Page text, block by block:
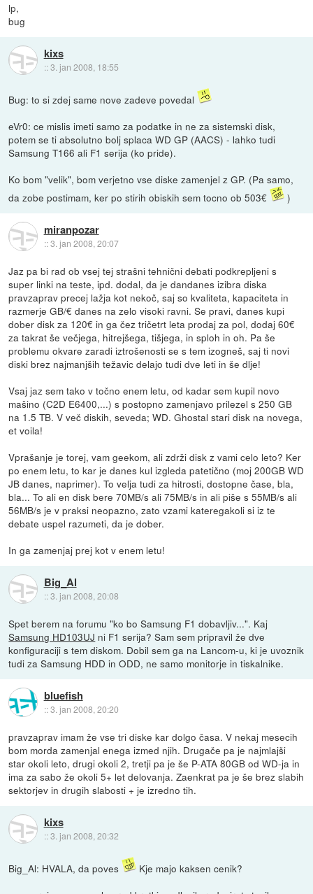
lp,
bug
kixs
::3. jan 2008, 18:55
Bug: to si zdej same nove zadeve povedal
eVr0: ce mislis imeti samo za podatke in ne za sistemski disk,
potem se ti absolutno bolj splaca WD GP (AACS) - lahko tudi
Samsung T166 ali F1 serija (ko pride).
Ko bom "velik", bom verjetno vse diske zamenjel z GP. (Pa samo,
da zobe postimam, ker po stirih obiskih sem tocno ob 503€
)
miranpozar
::3. jan 2008, 20:07
Jaz pa bi rad ob vsej tej strašni tehnični debati podkrepljeni s
super linki na teste, ipd. dodal, da je dandanes izibra diska
pravzaprav precej lažja kot nekoč, saj so kvaliteta, kapaciteta in
razmerje GB/€ danes na zelo visoki ravni. Se pravi, danes kupi
dober disk za 120€ in ga čez tričetrt leta prodaj za pol, dodaj 60€
za takrat še večjega, hitrejšega, tišjega, in sploh in oh. Pa še
problemu okvare zaradi iztrošenosti se s tem izogneš, saj ti novi
diski brez najmanjših težavic delajo tudi dve leti in še dlje!
Vsaj jaz sem tako v točno enem letu, od kadar sem kupil novo
mašino (C2D E6400,...) s postopno zamenjavo prilezel s 250 GB
na 1.5 TB. V več diskih, seveda; WD. Ghostal stari disk na novega,
et voila!
Vprašanje je torej, vam geekom, ali zdrži disk z vami celo leto? Ker
po enem letu, to kar je danes kul izgleda patetično (moj 200GB WD
JB danes, naprimer). To velja tudi za hitrosti, dostopne čase, bla,
bla... To ali en disk bere 70MB/s ali 75MB/s in ali piše s 55MB/s ali
56MB/s je v praksi neopazno, zato vzami kateregakoli si iz te
debate uspel razumeti, da je dober.
In ga zamenjaj prej kot v enem letu!
Big_Al
::3. jan 2008, 20:08
Spet berem na forumu "ko bo Samsung F1 dobavljiv...". Kaj
Samsung HD103UJ ni F1 serija? Sam sem pripravil že dve
konfiguraciji s tem diskom. Dobil sem ga na Lancom-u, ki je uvoznik
tudi za Samsung HDD in ODD, ne samo monitorje in tiskalnike.
bluefish
::3. jan 2008, 20:20
pravzaprav imam že vse tri diske kar dolgo časa. V nekaj mesecih
bom morda zamenjal enega izmed njih. Drugače pa je najmlajši
star okoli leto, drugi okoli 2, tretji pa je še P-ATA 80GB od WD-ja in
ima za sabo že okoli 5+ let delovanja. Zaenkrat pa je še brez slabih
sektorjev in drugih slabosti + je izredno tih.
kixs
::3. jan 2008, 20:32
Big_Al: HVALA, da poves
Kje majo kaksen cenik?